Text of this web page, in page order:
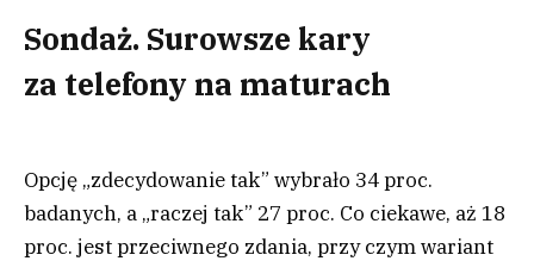
Sondaż. Surowsze kary
za telefony na maturach
Opcję „zdecydowanie tak” wybrało 34 proc.
badanych, a „raczej tak” 27 proc. Co ciekawe, aż 18
proc. jest przeciwnego zdania, przy czym wariant